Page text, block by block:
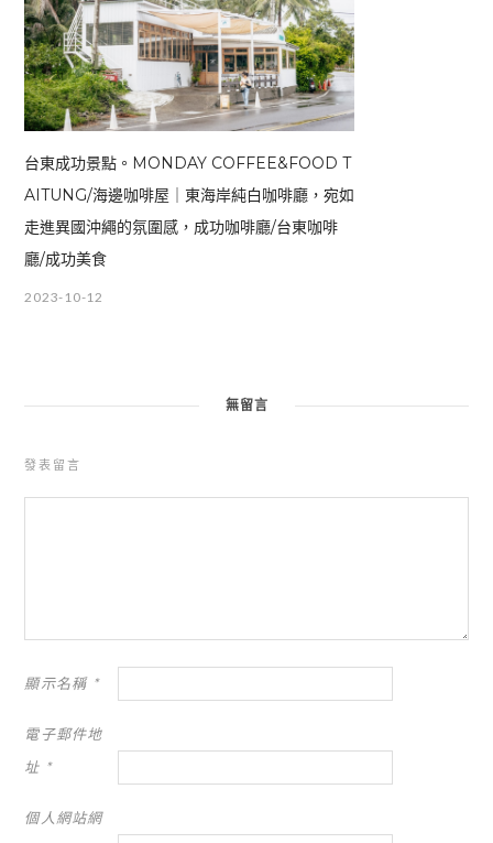
台東成功景點。MONDAY COFFEE&FOOD T
AITUNG/海邊咖啡屋｜東海岸純白咖啡廳，宛如
走進異國沖繩的氛圍感，成功咖啡廳/台東咖啡
廳/成功美食
2023-10-12
無留言
發表留言
顯示名稱 *
電子郵件地
址 *
個人網站網